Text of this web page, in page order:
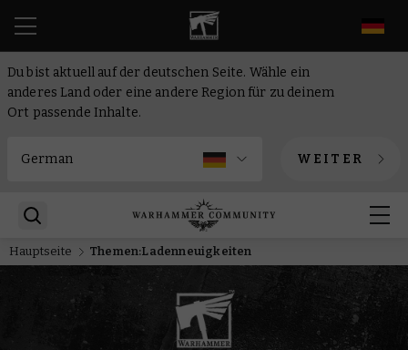
Du bist aktuell auf der deutschen Seite. Wähle ein
anderes Land oder eine andere Region für zu deinem
Ort passende Inhalte.
WEITER
Hauptseite Themen:Ladenneuigkeiten